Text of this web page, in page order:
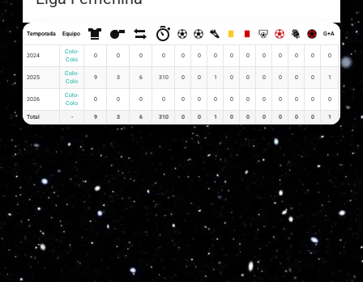
Temporada Equipo G+A G x PJ
2024
Colo-
Colo
0 0 0 0 0 0 0 0 0 0 0 0 0 0 0
2025
Colo-
Colo
9 3 6 310 0 0 1 0 0 0 0 0 0 1
2026
Colo-
Colo
0 0 0 0 0 0 0 0 0 0 0 0 0 0
Total - 9 3 6 310 0 0 1 0 0 0 0 0 0 1